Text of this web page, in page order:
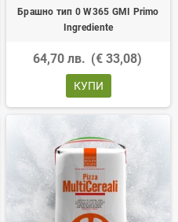
Брашно тип 0 W365 GMI Primo
Ingrediente
64,70 лв. (€ 33,08)
КУПИ